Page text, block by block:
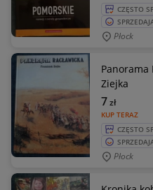
CZĘSTO
Płock
Panorama
Ziejka
KUP TERAZ
7zł
CZĘSTO
Płock